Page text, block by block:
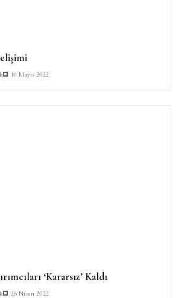
10 Mayıs 2022
‘Kararsız’ Kaldı
26 Nisan 2022